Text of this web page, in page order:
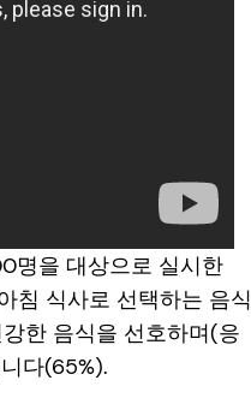
명을 대상으로 실시한
침 식사로 선택하는 음식
한 음식을 선호하며(응
다(65%).